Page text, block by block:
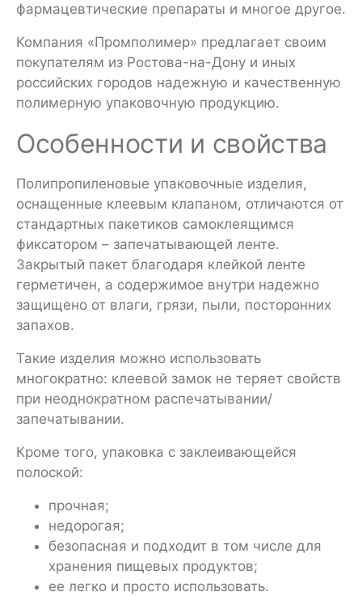
фармацевтические препараты и многое другое.
Компания «Промполимер» предлагает своим
покупателям из Ростова-на-Дону и иных
российских городов надежную и качественную
полимерную упаковочную продукцию.
Особенности и свойства
Полипропиленовые упаковочные изделия,
оснащенные клеевым клапаном, отличаются от
стандартных пакетиков самоклеящимся
фиксатором – запечатывающей ленте.
Закрытый пакет благодаря клейкой ленте
герметичен, а содержимое внутри надежно
защищено от влаги, грязи, пыли, посторонних
запахов.
Такие изделия можно использовать
многократно: клеевой замок не теряет свойств
при неоднократном распечатывании/
запечатывании.
Кроме того, упаковка с заклеивающейся
полоской:
прочная;
недорогая;
безопасная и подходит в том числе для
хранения пищевых продуктов;
ее легко и просто использовать.